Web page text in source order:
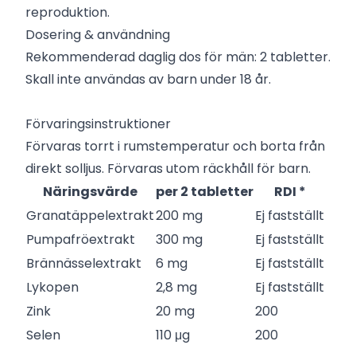
reproduktion.
Dosering & användning
Rekommenderad daglig dos för män: 2 tabletter.
Skall inte användas av barn under 18 år.
Förvaringsinstruktioner
Förvaras torrt i rumstemperatur och borta från
direkt solljus. Förvaras utom räckhåll för barn.
Näringsvärde
per 2 tabletter
RDI *
Granatäppelextrakt200 mg
Ej fastställt
Pumpafröextrakt
300 mg
Ej fastställt
Brännässelextrakt
6 mg
Ej fastställt
Lykopen
2,8 mg
Ej fastställt
Zink
20 mg
200
Selen
110 μg
200